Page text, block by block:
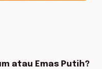
atau Emas Putih?